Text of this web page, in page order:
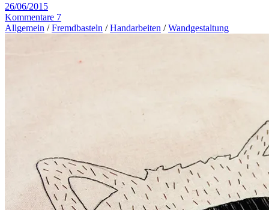
26/06/2015
Kommentare 7
Allgemein /Fremdbasteln /Handarbeiten /Wandgestaltung